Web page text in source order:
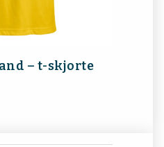
– t-skjorte